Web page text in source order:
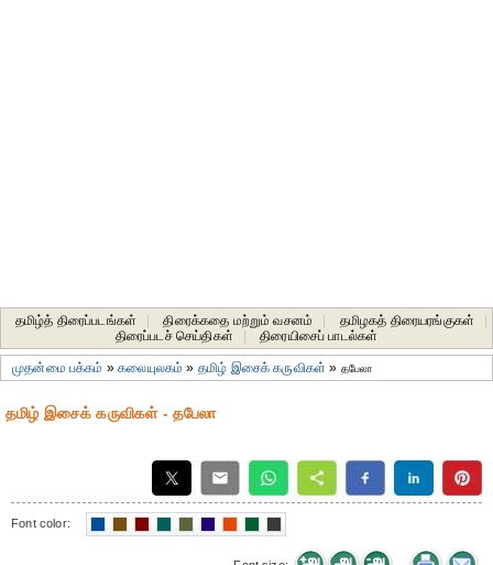
தமிழ்த் திரைப்படங்கள் திரைக்கதை மற்றும் வசனம் தமிழகத் திரையரங்குகள்
திரைப்படச் செய்திகள்
திரையிசைப் பாடல்கள்
முதன்மை பக்கம் »கலையுலகம் » தமிழ் இசைக் கருவிகள் » தபேலா
தமிழ் இசைக் கருவிகள் - தபேலா
Font color: